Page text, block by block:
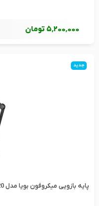
5٬200٬000 تومان
جدید
پایه بازویی میکروفون بویا مدل BY-BA20